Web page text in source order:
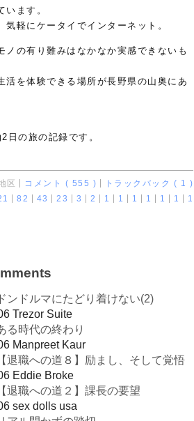
ます。
軽にケータイでインターネット。
の有り難みはなかなか実感できないも
を体験できる場所が長野県の山奥にあ
日の旅の記録です。
区 コメント ( 555 )
トラックバック ( 1 )
82 43 23 3 2 1 1 1 1 1 1 1
ドンドルマにたどり着けない(2)
Trezor Suite
る時代の終わり
Manpreet Kaur
【退職への道８】励まし、そして覚悟
Eddie Broke
【退職への道２】課長の要望
sex dolls usa